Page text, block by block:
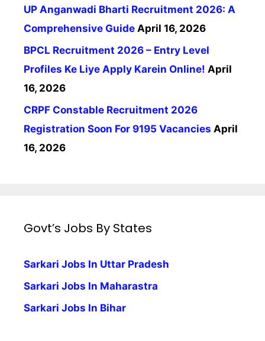
UP Anganwadi Bharti Recruitment 2026: A
Comprehensive Guide April 16, 2026
BPCL Recruitment 2026 – Entry Level
Profiles Ke Liye Apply Karein Online! April
16, 2026
CRPF Constable Recruitment 2026
Registration Soon For 9195 Vacancies April
16, 2026
Govt’s Jobs By States
Sarkari Jobs In Uttar Pradesh
Sarkari Jobs In Maharastra
Sarkari Jobs In Bihar